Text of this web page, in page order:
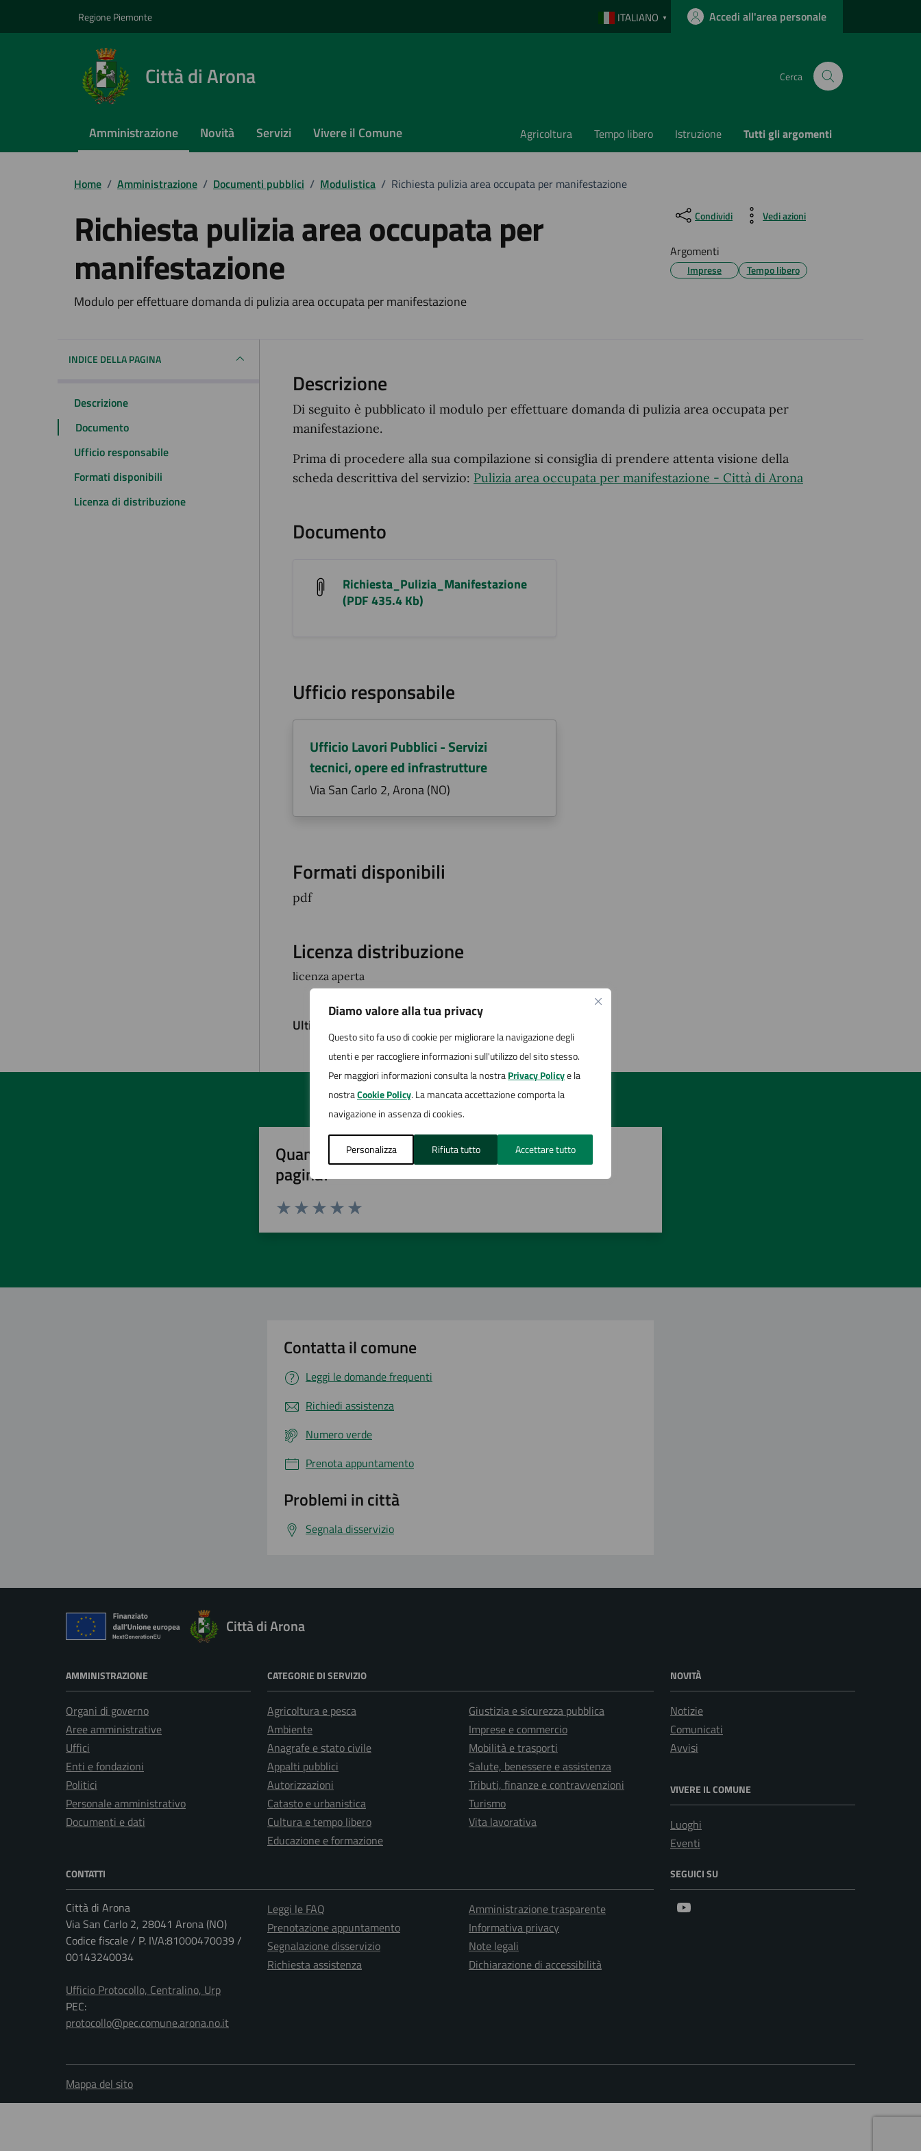
Diamo valore alla tua privacy
Questo sito fa uso di cookie per migliorare la navigazione degli
utenti e per raccogliere informazioni sull'utilizzo del sito stesso.
Per maggiori informazioni consulta la nostraPrivacy Policye la
nostraCookie Policy. La mancata accettazione comporta la
navigazione in assenza di cookies.
Personalizza Rifiuta tutto Accettare tutto
Regione Piemonte ITALIANO ▼ Accedi all'area personale
Città di Arona Cerca
Amministrazione Novità Servizi Vivere il Comune Agricoltura Tempo libero Istruzione Tutti gli argomenti
Home / Amministrazione / Documenti pubblici / Modulistica / Richiesta pulizia area occupata per manifestazione
Richiesta pulizia area occupata per
manifestazione
Dettagli del documento
Modulo per effettuare domanda di pulizia area occupata per manifestazione
Condividi Vedi azioni
Argomenti
Imprese Tempo libero
INDICE DELLA PAGINA
Descrizione
Documento
Ufficio responsabile
Formati disponibili
Licenza di distribuzione
Descrizione
Di seguito è pubblicato il modulo per effettuare domanda di pulizia area occupata per
manifestazione.
Prima di procedere alla sua compilazione si consiglia di prendere attenta visione della
scheda descrittiva del servizio: Pulizia area occupata per manifestazione - Città di Arona
Documento
Richiesta_Pulizia_Manifestazione
(PDF 435.4 Kb)
Ufficio responsabile
Ufficio Lavori Pubblici - Servizi
tecnici, opere ed infrastrutture
Via San Carlo 2, Arona (NO)
Formati disponibili
pdf
Licenza distribuzione
licenza aperta
Ultimo aggiornamento:
Quanto sono chiare le informazioni su questa
pagina?
Contatta il comune
Leggi le domande frequenti
Richiedi assistenza
Numero verde
Prenota appuntamento
Problemi in città
Segnala disservizio
Città di Arona
AMMINISTRAZIONE
Organi di governo
Aree amministrative
Uffici
Enti e fondazioni
Politici
Personale amministrativo
Documenti e dati
CATEGORIE DI SERVIZIO
Agricoltura e pesca
Ambiente
Anagrafe e stato civile
Appalti pubblici
Autorizzazioni
Catasto e urbanistica
Cultura e tempo libero
Educazione e formazione
Giustizia e sicurezza pubblica
Imprese e commercio
Mobilità e trasporti
Salute, benessere e assistenza
Tributi, finanze e contravvenzioni
Turismo
Vita lavorativa
NOVITÀ
Notizie
Comunicati
Avvisi
VIVERE IL COMUNE
Luoghi
Eventi
CONTATTI
Città di Arona
Via San Carlo 2, 28041 Arona (NO)
Codice fiscale / P. IVA:81000470039 /
00143240034
Ufficio Protocollo, Centralino, Urp
PEC:
protocollo@pec.comune.arona.no.it
Leggi le FAQ
Prenotazione appuntamento
Segnalazione disservizio
Richiesta assistenza
Amministrazione trasparente
Informativa privacy
Note legali
Dichiarazione di accessibilità
SEGUICI SU
Mappa del sito